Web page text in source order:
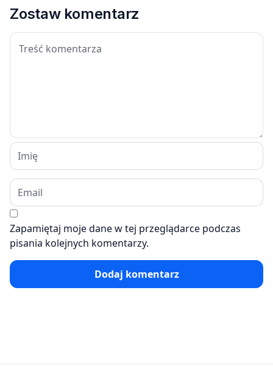
Zostaw komentarz
Zapamiętaj moje dane w tej przeglądarce podczas
pisania kolejnych komentarzy.
Dodaj komentarz